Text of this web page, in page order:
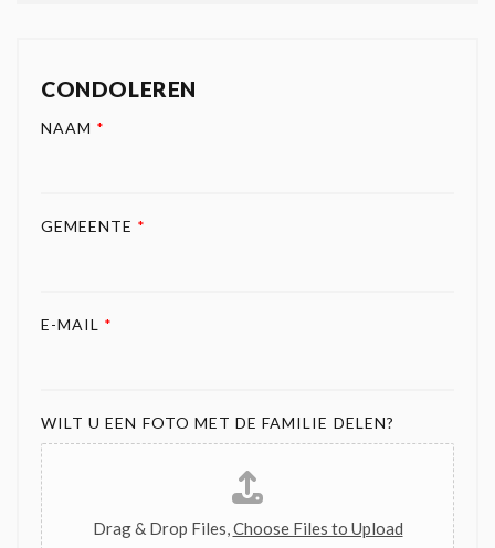
CONDOLEREN
NAAM *
GEMEENTE *
E-MAIL *
WILT U EEN FOTO MET DE FAMILIE DELEN?
Drag & Drop Files, Choose Files to Upload